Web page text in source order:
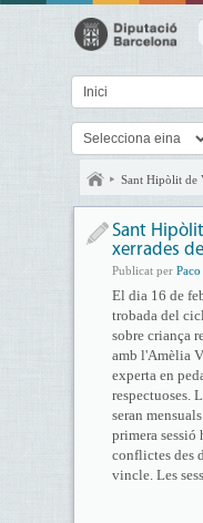
Sant Hipòlit de
Sant
xerrades
Publicat per
El dia 16 de
trobada del
sobre criança
amb l'Amèlia
experta en
respectuoses.
seran
primera sessió
conflictes des
vincle. Les